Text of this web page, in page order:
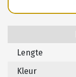
Lengte
Kleur